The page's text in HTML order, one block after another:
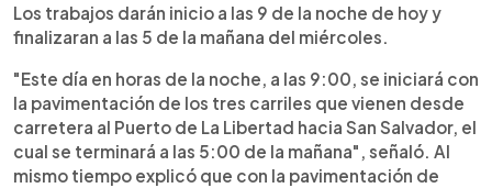
Los trabajos darán inicio a las 9 de la noche de hoy y
finalizaran a las 5 de la mañana del miércoles.
"Este día en horas de la noche, a las 9:00, se iniciará con
la pavimentación de los tres carriles que vienen desde
carretera al Puerto de La Libertad hacia San Salvador, el
cual se terminará a las 5:00 de la mañana", señaló. Al
mismo tiempo explicó que con la pavimentación de